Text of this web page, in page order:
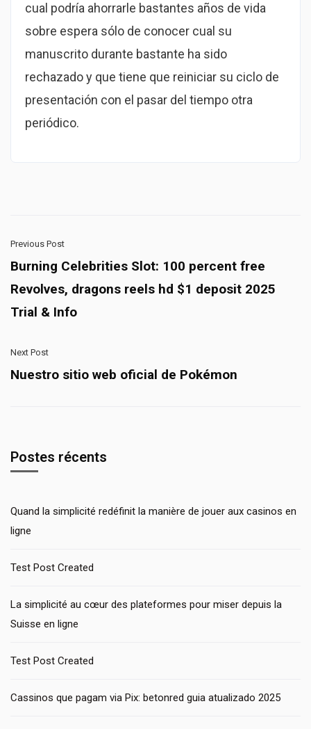
cual podría ahorrarle bastantes años de vida
sobre espera sólo de conocer cual su
manuscrito durante bastante ha sido
rechazado y que tiene que reiniciar su ciclo de
presentación con el pasar del tiempo otra
periódico.
Previous Post
Burning Celebrities Slot: 100 percent free
Revolves, dragons reels hd $1 deposit 2025
Trial & Info
Next Post
Nuestro sitio web oficial de Pokémon
Postes récents
Quand la simplicité redéfinit la manière de jouer aux casinos en
ligne
Test Post Created
La simplicité au cœur des plateformes pour miser depuis la
Suisse en ligne
Test Post Created
Cassinos que pagam via Pix: betonred guia atualizado 2025